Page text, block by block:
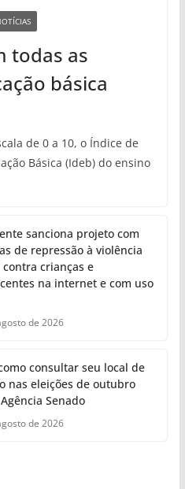
todas as
básica
de 0 a 10, o Índice de
Básica (Ideb) do ensino
sanciona projeto com
de repressão à violência
crianças e
na internet e com uso
de 2026
consultar seu local de
nas eleições de outubro
Senado
de 2026